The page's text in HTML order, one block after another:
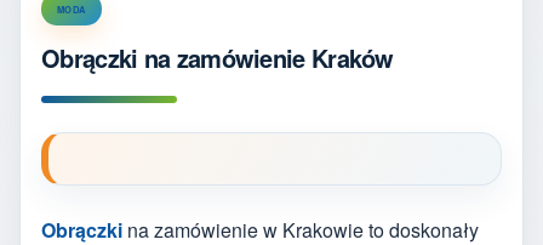
MODA
Obrączki na zamówienie Kraków
Obrączki na zamówienie w Krakowie to doskonały